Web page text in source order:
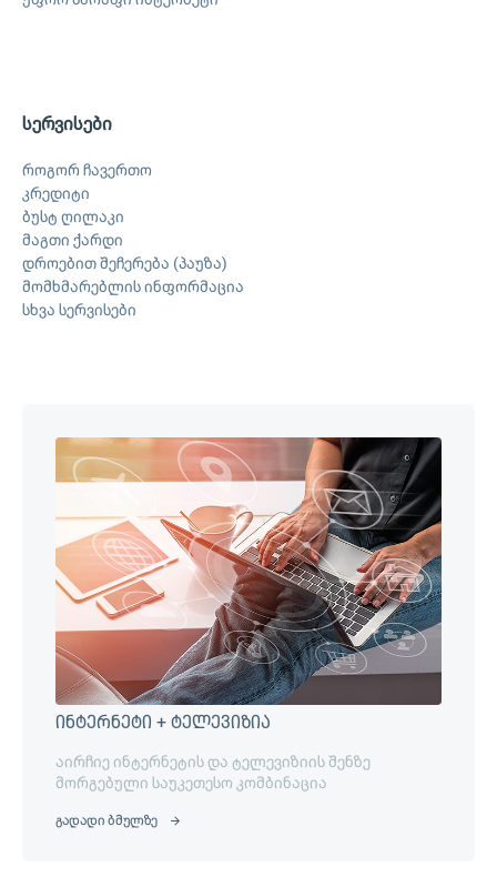
სერვისები
როგორ ჩავერთო
კრედიტი
ბუსტ ღილაკი
მაგთი ქარდი
დროებით შეჩერება (პაუზა)
მომხმარებლის ინფორმაცია
სხვა სერვისები
ინტერნეტი + ტელევიზია
აირჩიე ინტერნეტის და ტელევიზიის შენზე
მორგებული საუკეთესო კომბინაცია
გადადი ბმულზე